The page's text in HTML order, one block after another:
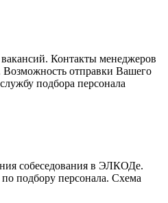
Контакты менеджеров
Возможность отправки Вашего
подбора персонала
собеседования в ЭЛКОДе.
подбору персонала. Схема